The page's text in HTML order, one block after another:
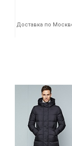
Доставка по